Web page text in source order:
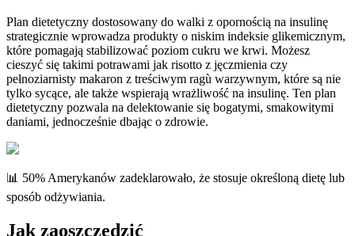
Plan dietetyczny dostosowany do walki z opornością na insulinę
strategicznie wprowadza produkty o niskim indeksie glikemicznym,
które pomagają stabilizować poziom cukru we krwi. Możesz
cieszyć się takimi potrawami jak risotto z jęczmienia czy
pełnoziarnisty makaron z treściwym ragù warzywnym, które są nie
tylko sycące, ale także wspierają wrażliwość na insulinę. Ten plan
dietetyczny pozwala na delektowanie się bogatymi, smakowitymi
daniami, jednocześnie dbając o zdrowie.
📊 50% Amerykanów zadeklarowało, że stosuje określoną dietę lub
sposób odżywiania.
Jak zaoszczędzić